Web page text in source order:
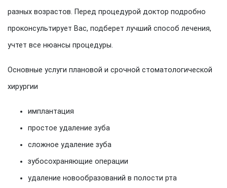
разных возрастов. Перед процедурой доктор подробно
проконсультирует Вас, подберет лучший способ лечения,
учтет все нюансы процедуры.
Основные услуги плановой и срочной стоматологической
хирургии
имплантация
простое удаление зуба
сложное удаление зуба
зубосохраняющие операции
удаление новообразований в полости рта